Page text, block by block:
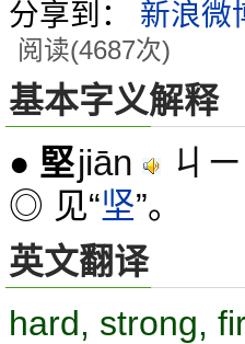
分享到： 新浪微
阅读(4687次)
基本字义解释
● 堅jiān ㄐ
◎ 见“坚”。
英文翻译
hard, strong,